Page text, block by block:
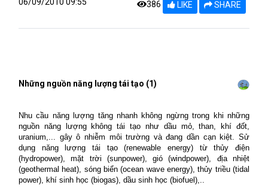
386 LIKE SHARE
Những nguồn năng lượng tái tạo (1)
Nhu cầu năng lượng tăng nhanh không ngừng trong khi những
nguồn năng lượng không tái tạo như dầu mỏ, than, khí đốt,
uranium,... gây ô nhiễm môi trường và đang dần cạn kiệt. Sử
dụng năng lượng tái tạo (renewable energy) từ thủy điện
(hydropower), mặt trời (sunpower), gió (windpower), địa nhiệt
(geothermal heat), sóng biển (ocean wave energy), thủy triều (tidal
power), khí sinh học (biogas), dầu sinh học (biofuel),..